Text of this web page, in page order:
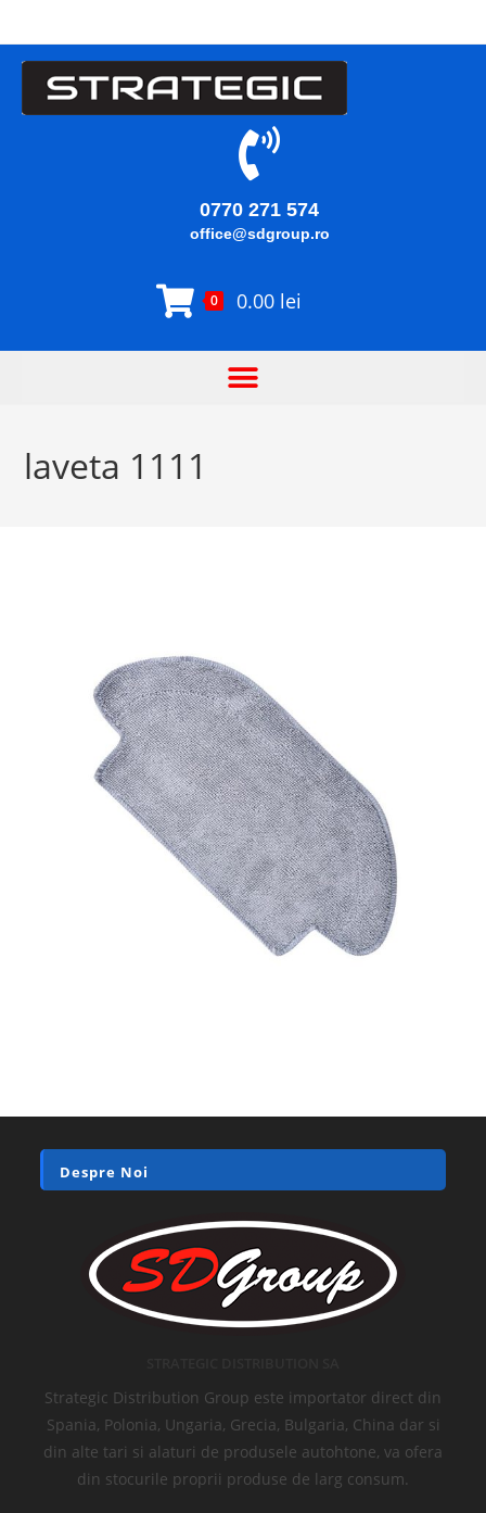
0770 271 574
office@sdgroup.ro
0 0.00 lei
laveta 1111
Despre Noi
Strategic Distribution Group este importator direct din
Spania, Polonia, Ungaria, Grecia, Bulgaria, China dar si
din alte tari si alaturi de produsele autohtone, va ofera
din stocurile proprii produse de larg consum.